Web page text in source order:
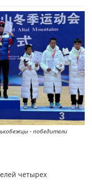
- победители
четырех